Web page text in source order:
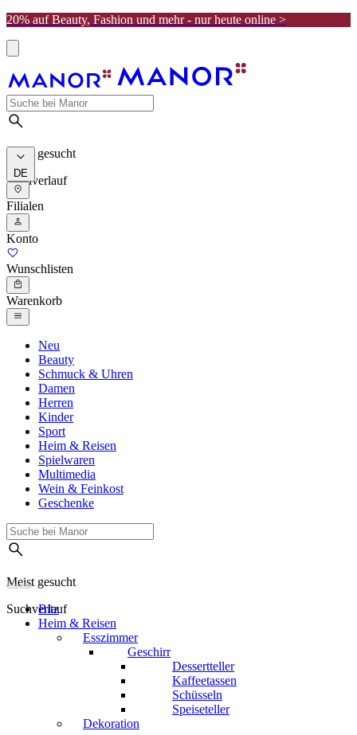
20% auf Beauty, Fashion und mehr - nur heute online >
Meist gesucht
Suchverlauf
DE
Filialen
Konto
Wunschlisten
Warenkorb
Neu
Beauty
Schmuck & Uhren
Damen
Herren
Kinder
Sport
Heim & Reisen
Spielwaren
Multimedia
Wein & Feinkost
Geschenke
Meist gesucht
Suchverlauf
Bitz
Heim & Reisen
Esszimmer
Geschirr
Dessertteller
Kaffeetassen
Schüsseln
Speiseteller
Dekoration